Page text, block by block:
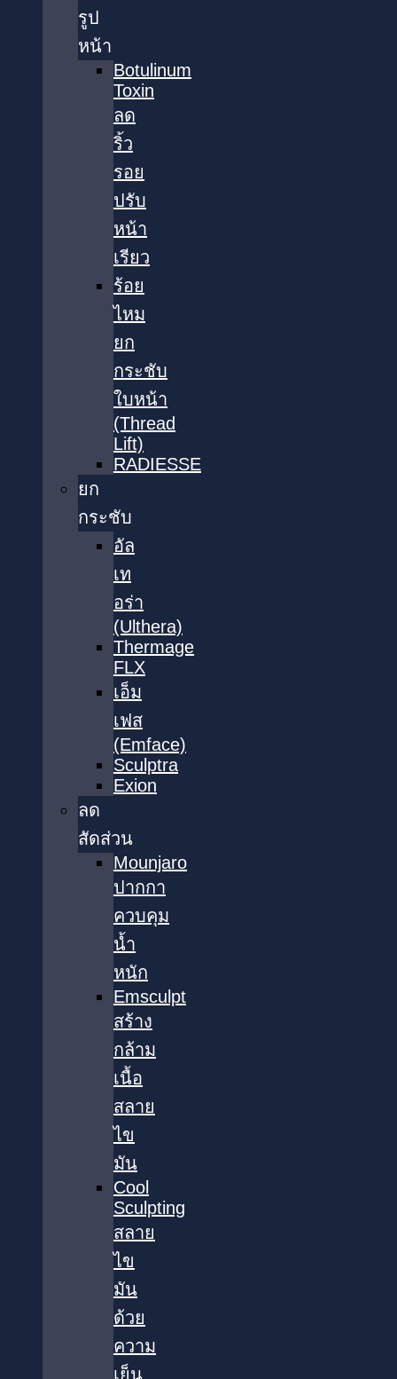
รูป
หน้า
Botulinum
Toxin
ลด
ริ้ว
รอย
ปรับ
หน้า
เรียว
ร้อย
ไหม
ยก
กระชับ
ใบหน้า
(Thread
Lift)
RADIESSE
ยก
กระชับ
อัล
เท
อร่า
(Ulthera)
Thermage
FLX
เอ็ม
เฟส
(Emface)
Sculptra
Exion
ลด
สัดส่วน
Mounjaro
ปากกา
ควบคุม
น้ำ
หนัก
Emsculpt
สร้าง
กล้าม
เนื้อ
สลาย
ไข
มัน
Cool
Sculpting
สลาย
ไข
มัน
ด้วย
ความ
เย็น